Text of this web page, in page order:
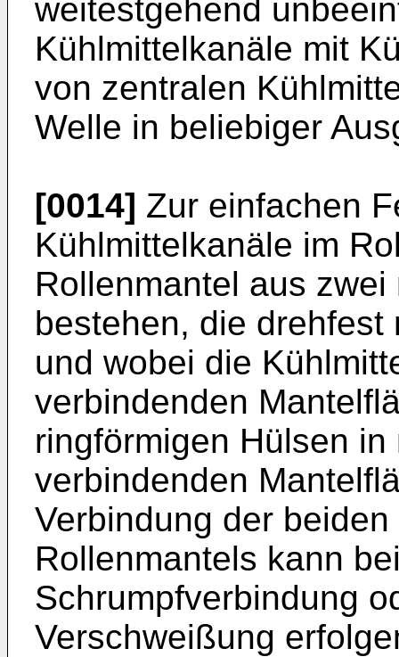
weitestgehend
Kühlmittelkanäle mit
von zentralen
Welle in beliebiger
[0014] Zur einfachen
Kühlmittelkanäle im
Rollenmantel aus
bestehen, die
und wobei die
verbindenden
ringförmigen Hülsen
verbindenden
Verbindung der
Rollenmantels kann
Schrumpfverbindung
Verschweißung